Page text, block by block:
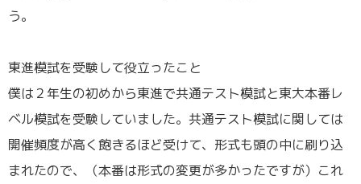
う。
東進模試を受験して役立ったこと
僕は２年生の初めから東進で共通テスト模試と東大本番レ
ベル模試を受験していました。共通テスト模試に関しては
開催頻度が高く飽きるほど受けて、形式も頭の中に刷り込
まれたので、（本番は形式の変更が多かったですが）これ